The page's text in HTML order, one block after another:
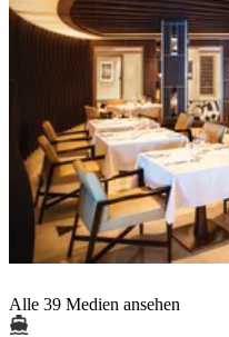
Alle 39 Medien ansehen